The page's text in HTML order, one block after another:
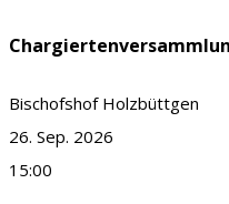
Bischofshof Holzbüttgen
26. Sep. 2026
15:00